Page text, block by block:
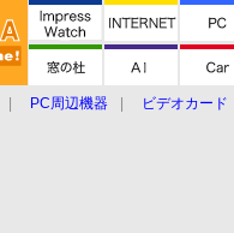
PC周辺機器
ビデオカード